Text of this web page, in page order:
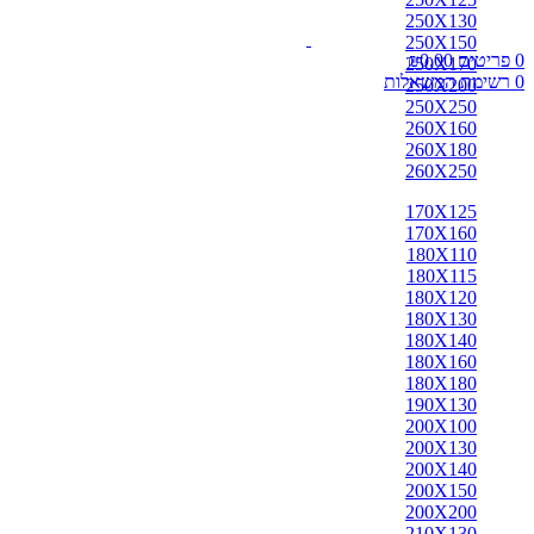
0 פריטים ₪0.00
0 רשימת המשאלות
250X130
250X150
250X170
250X200
250X250
260X160
260X180
260X250
170X125
170X160
180X110
180X115
180X120
180X130
180X140
180X160
180X180
190X130
200X100
200X130
200X140
200X150
200X200